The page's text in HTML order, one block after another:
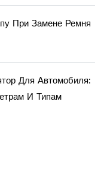
При Замене Ремня
Для Автомобиля:
И Типам